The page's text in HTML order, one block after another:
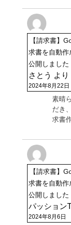
【請求書】
求書を自動作
公開しました
さとう より
2024年8月22日
素晴
だき
求書
【請求書】
求書を自動作
公開しました
パッション
2024年8月6日